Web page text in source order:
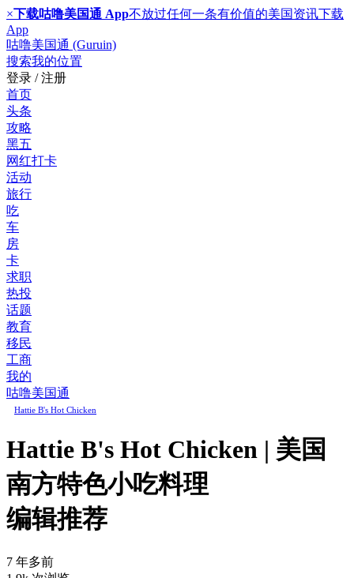
×下载咕噜美国通 App不放过任何一条有价值的美国资讯下载
App
咕噜美国通 (Guruin)
搜索我的位置
登录 / 注册
首页
头条
攻略
黑五
网红打卡
活动
旅行
吃
车
房
卡
求职
热投
话题
教育
移民
工商
我的
咕噜美国通
Hattie B's Hot Chicken
Hattie B's Hot Chicken | 美国
南方特色小吃料理
编辑推荐
7 年多前